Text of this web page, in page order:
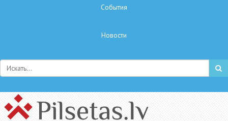
Cобытия
Hовости